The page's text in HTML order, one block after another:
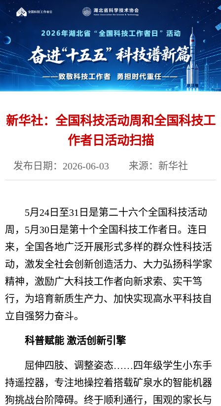
新华社：全国科技活动周和全国科技工
作者日活动扫描
发布日期：2026-06-03 来源：新华社
5月24日至31日是第二十六个全国科技活动
周，5月30日是第十个全国科技工作者日。连日
来，全国各地广泛开展形式多样的群众性科技活
动，激发全社会创新创造活力、大力弘扬科学家
精神，激励广大科技工作者向新求索、实干笃
行，为培育新质生产力、加快实现高水平科技自
立自强努力奋斗。
科普赋能 激活创新引擎
屈伸四肢、调整姿态……四年级学生小东手
持遥控器，专注地操控着搭载矿泉水的智能机器
狗挑战台阶障碍。终于顺利通行，围观的家长与